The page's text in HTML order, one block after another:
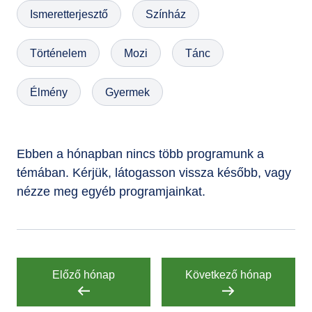
GYIK
Ismeretterjesztő Színház
Történelem Mozi Tánc
Élmény Gyermek
Ebben a hónapban nincs több programunk a
témában. Kérjük, látogasson vissza később, vagy
nézze meg egyéb programjainkat.
Előző hónap Következő hónap